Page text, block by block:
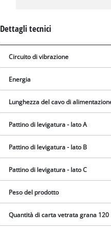
Dettagli tecnici
Circuito di vibrazione
Energia
Lunghezza del cavo di
Pattino di levigatura - lato A
Pattino di levigatura - lato B
Pattino di levigatura - lato C
Peso del prodotto
Quantità di carta vetrata grana 120